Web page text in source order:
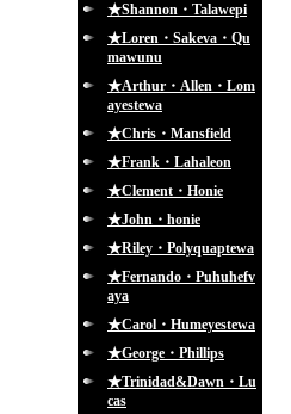
★Shannon・Talawepi
★Loren・Sakeva・Qu
mawunu
★Arthur・Allen・Lom
ayestewa
★Chris・Mansfield
★Frank・Lahaleon
★Clement・Honie
★John・honie
★Riley・Polyquaptewa
★Fernando・Puhuhefv
aya
★Carol・Humeyestewa
★George・Phillips
★Trinidad&Dawn・Lu
cas